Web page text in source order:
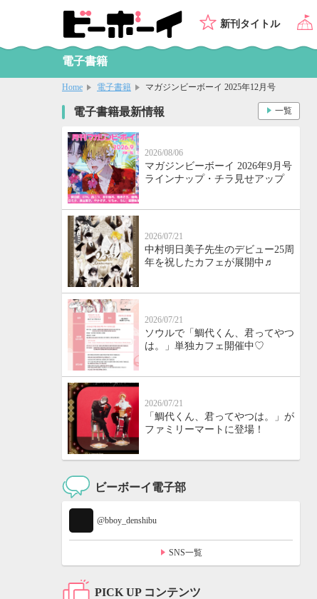
新刊タイトル
電子書籍
Home 電子書籍 マガジンビーボーイ 2025年12月号
電子書籍最新情報
2026/08/06
マガジンビーボーイ 2026年9月号
ラインナップ・チラ見せアップ
2026/07/21
中村明日美子先生のデビュー25周
年を祝したカフェが展開中♬
2026/07/21
ソウルで「鯛代くん、君ってやつ
は。」単独カフェ開催中♡
2026/07/21
「鯛代くん、君ってやつは。」が
ファミリーマートに登場！
一覧
ビーボーイ電子部
@bboy_denshibu
SNS一覧
PICK UP コンテンツ